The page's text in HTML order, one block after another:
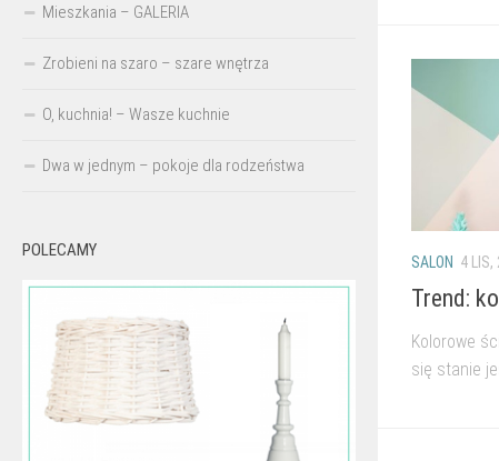
SALON 4 LIS,
Trend:
Kolorowe
się stanie
Mieszkania – GALERIA
Zrobieni na szaro – szare wnętrza
O, kuchnia! – Wasze kuchnie
Dwa w jednym – pokoje dla rodzeństwa
POLECAMY